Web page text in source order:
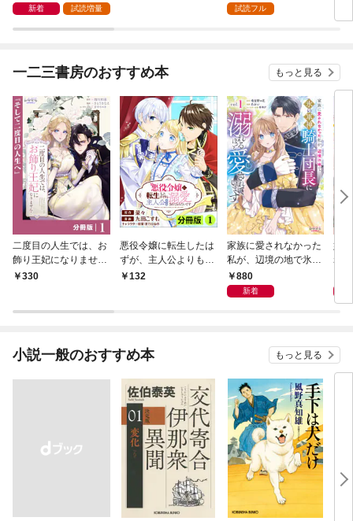
新着 試読増量 試読フル
通
一二三書房のおすすめ本 もっと見る
二度目の人生では、お
飾り王妃になりませ
ん！【分冊版】１
330
悪役令嬢に転生したは
ずが、主人公よりも溺
愛されてるみたいです
132
家族に愛されなかった
私が、辺境の地で氷の
軍神騎士団長に溺れる
ほど愛されています１
880
新着
妹
れ
伯
１
小説一般のおすすめ本 もっと見る